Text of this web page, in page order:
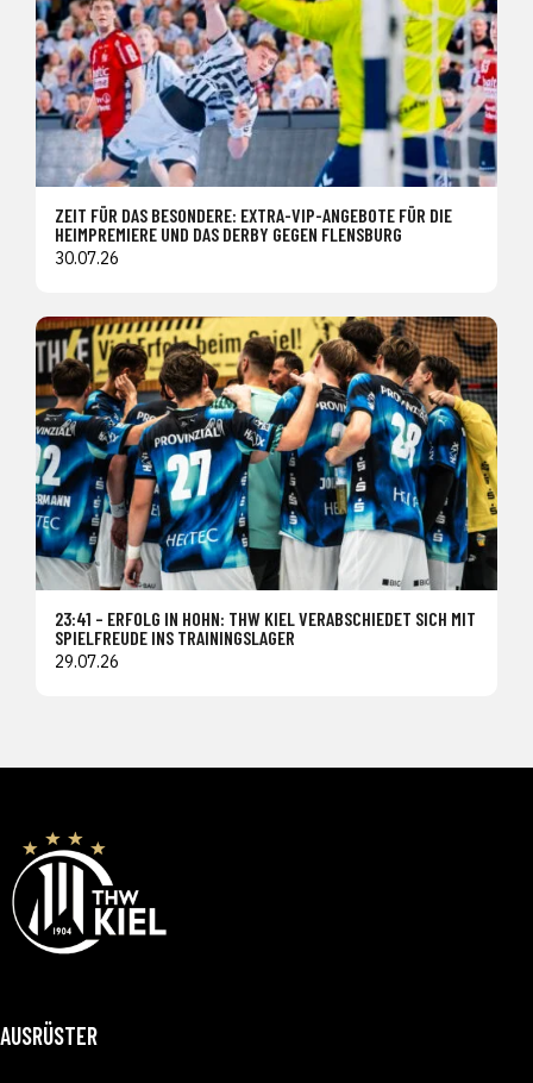
ZEIT FÜR DAS BESONDERE: EXTRA-VIP-ANGEBOTE FÜR DIE
HEIMPREMIERE UND DAS DERBY GEGEN FLENSBURG
30.07.26
23:41 – ERFOLG IN HOHN: THW KIEL VERABSCHIEDET SICH MIT
SPIELFREUDE INS TRAININGSLAGER
29.07.26
AUSRÜSTER